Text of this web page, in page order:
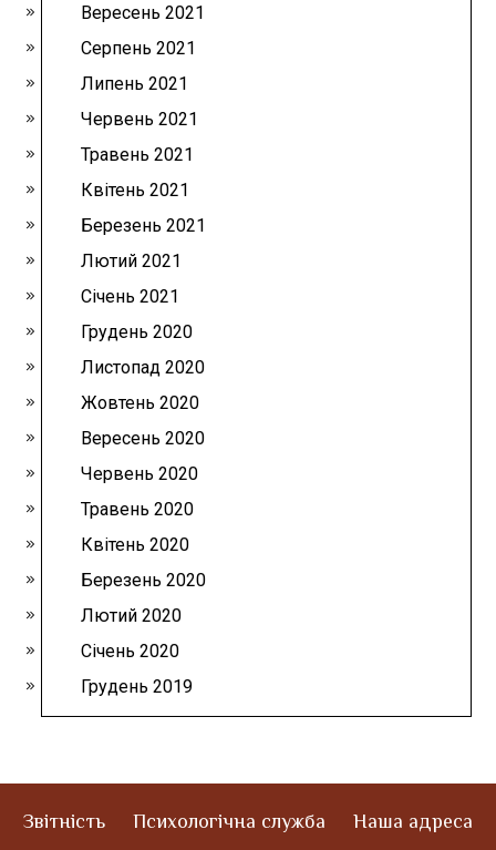
Вересень 2021
Серпень 2021
Липень 2021
Червень 2021
Травень 2021
Квітень 2021
Березень 2021
Лютий 2021
Січень 2021
Грудень 2020
Листопад 2020
Жовтень 2020
Вересень 2020
Червень 2020
Травень 2020
Квітень 2020
Березень 2020
Лютий 2020
Січень 2020
Грудень 2019
Звітність Психологічна служба
Наша адреса